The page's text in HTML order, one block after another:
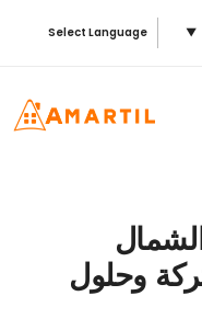
Select Language ▼
الشمال
وحلول